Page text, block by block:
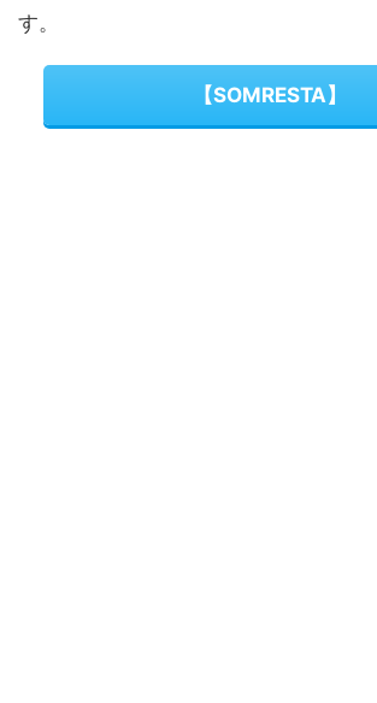
す。
【SOMRESTA】